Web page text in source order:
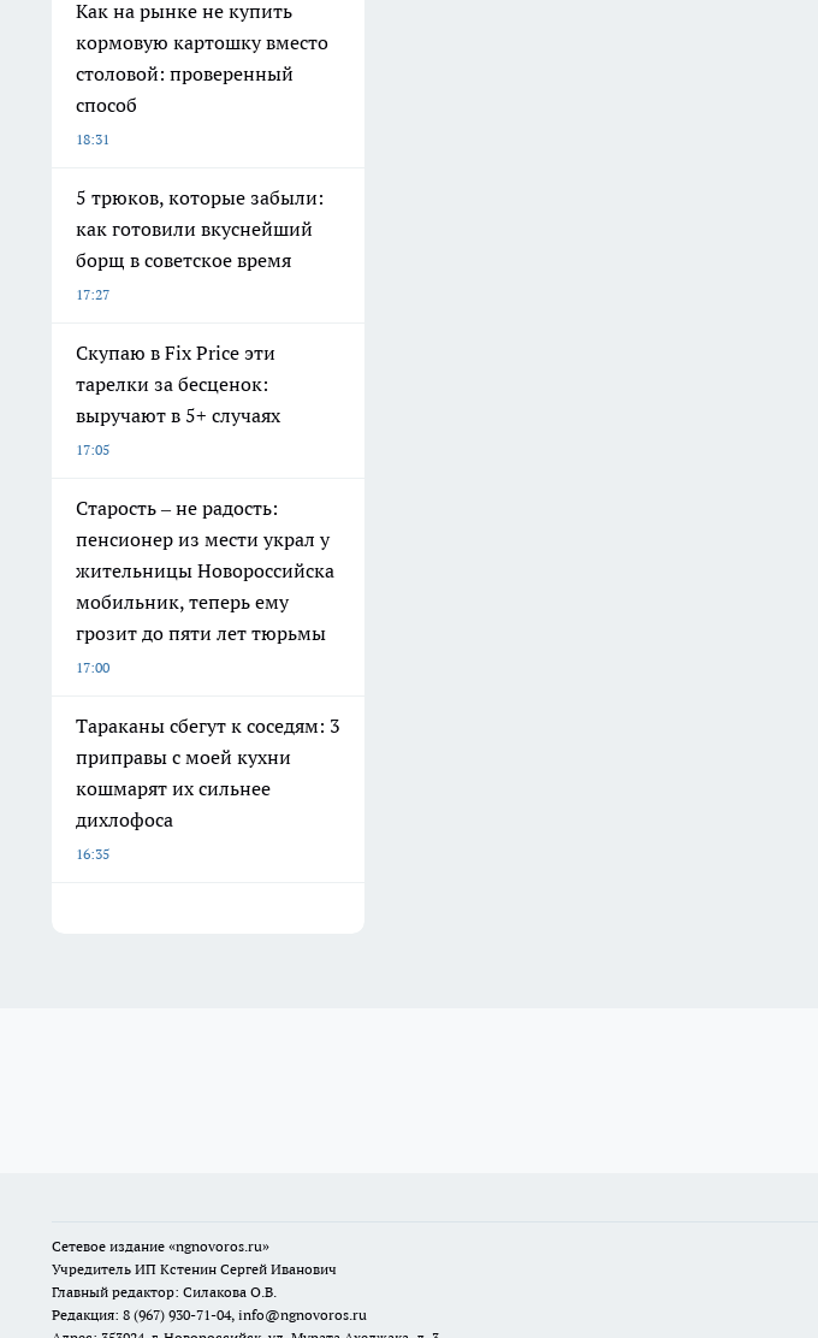
Как на рынке не купить
кормовую картошку вместо
столовой: проверенный
способ
18:31
5 трюков, которые забыли:
как готовили вкуснейший
борщ в советское время
17:27
Скупаю в Fix Price эти
тарелки за бесценок:
выручают в 5+ случаях
17:05
Старость – не радость:
пенсионер из мести украл у
жительницы Новороссийска
мобильник, теперь ему
грозит до пяти лет тюрьмы
17:00
Тараканы сбегут к соседям: 3
приправы с моей кухни
кошмарят их сильнее
дихлофоса
16:35
Сетевое издание «ngnovoros.ru»
Учредитель ИП Кстенин Сергей Иванович
Главный редактор: Силакова О.В.
Редакция: 8 (967) 930-71-04, info@ngnovoros.ru